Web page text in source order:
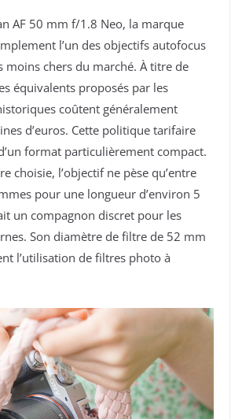
AF 50 mm f/1.8 Neo, la marque
l’un des objectifs autofocus
moins chers du marché. À titre de
équivalents proposés par les
coûtent généralement
d’euros. Cette politique tarifaire
format particulièrement compact.
choisie, l’objectif ne pèse qu’entre
pour une longueur d’environ 5
un compagnon discret pour les
Son diamètre de filtre de 52 mm
l’utilisation de filtres photo à